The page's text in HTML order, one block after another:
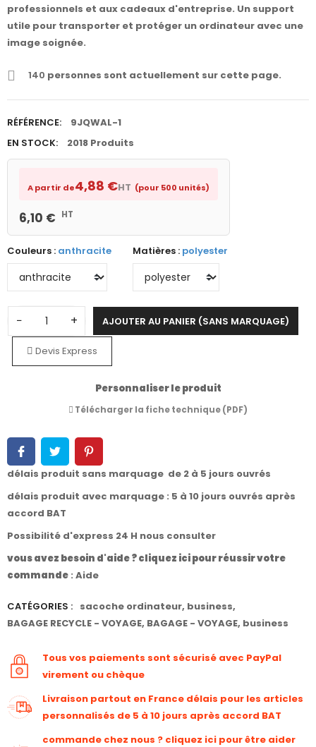
professionnels et aux cadeaux d'entreprise. Un support
utile pour transporter et protéger un ordinateur avec une
image soignée.
140 personnes sont actuellement sur cette page.
RÉFÉRENCE:
9JQWAL-1
EN STOCK:
2018 Produits
A partir de4,88 €HT (pour 500 unités)
6,10 € HT
Couleurs : anthracite Matières : polyester
− + AJOUTER AU PANIER (SANS MARQUAGE)
Devis Express
Personnaliser le produit
Télécharger la fiche technique (PDF)
délais produit sans marquage de 2 à 5 jours ouvrés
délais produit avec marquage : 5 à 10 jours ouvrés après
accord BAT
Possibilité d'express 24 H nous consulter
vous avez besoin d'aide ? cliquez ici pour réussir votre
commande : Aide
CATÉGORIES : sacoche ordinateur, business,
BAGAGE RECYCLE - VOYAGE, BAGAGE - VOYAGE, business
Tous vos paiements sont sécurisé avec PayPal
virement ou chèque
Livraison partout en France délais pour les articles
personnalisés de 5 à 10 jours après accord BAT
commande chez nous ? cliquez ici pour être aider